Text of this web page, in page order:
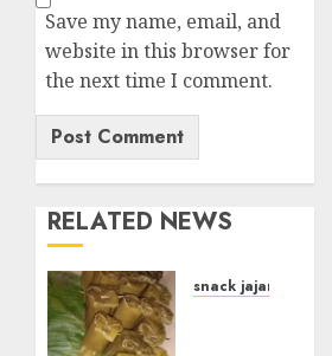
Save my name, email, and
website in this browser for
the next time I comment.
RELATED NEWS
snack jajanan pasar